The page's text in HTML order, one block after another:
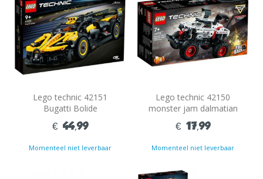
Lego technic 42151
Bugatti Bolide
€ 44,99
Momenteel niet leverbaar
Lego technic 42150
monster jam dalmatian
€ 17,99
Momenteel niet leverbaar